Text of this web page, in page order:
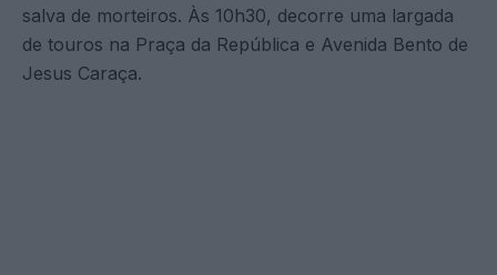
salva de morteiros. Às 10h30, decorre uma largada
de touros na Praça da República e Avenida Bento de
Jesus Caraça.